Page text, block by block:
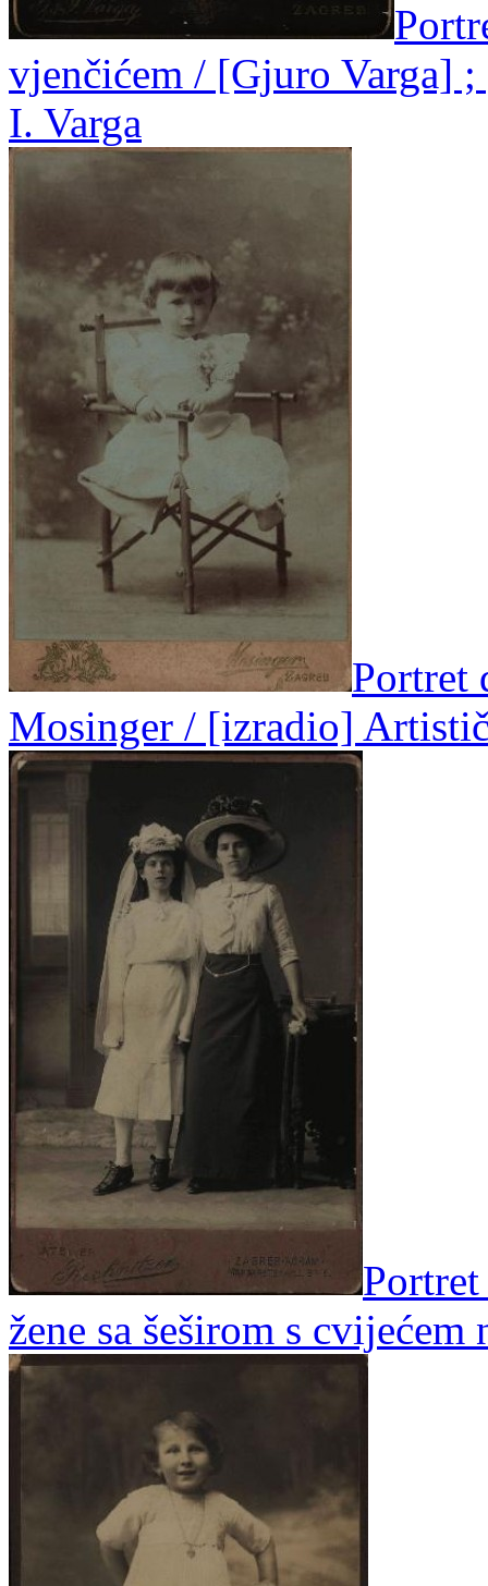
vjenčićem / [Gjuro Varga]
I. Varga
Portret
Mosinger / [izradio]
žene sa šeširom s